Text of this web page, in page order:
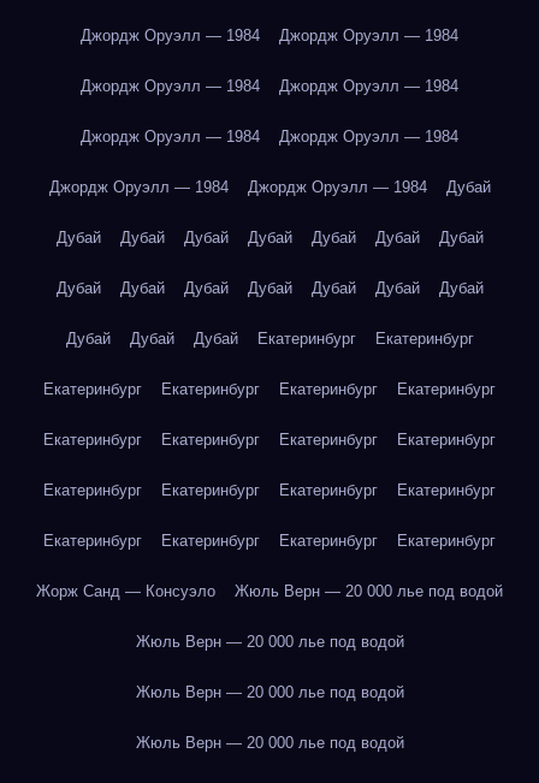
Джордж Оруэлл — 1984 Джордж Оруэлл — 1984
Джордж Оруэлл — 1984 Джордж Оруэлл — 1984
Джордж Оруэлл — 1984 Джордж Оруэлл — 1984
Джордж Оруэлл — 1984 Джордж Оруэлл — 1984 Дубай
Дубай Дубай Дубай Дубай Дубай Дубай Дубай
Дубай Дубай Дубай Дубай Дубай Дубай Дубай
Дубай Дубай Дубай Екатеринбург Екатеринбург
Екатеринбург Екатеринбург Екатеринбург Екатеринбург
Екатеринбург Екатеринбург Екатеринбург Екатеринбург
Екатеринбург Екатеринбург Екатеринбург Екатеринбург
Екатеринбург Екатеринбург Екатеринбург Екатеринбург
Жорж Санд — Консуэло Жюль Верн — 20 000 лье под водой
Жюль Верн — 20 000 лье под водой
Жюль Верн — 20 000 лье под водой
Жюль Верн — 20 000 лье под водой